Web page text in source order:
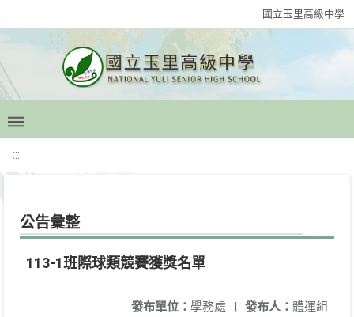
國立玉里高級中學
:::
公告彙整
113-1班際球類競賽獲獎名單
發布人： 體運組
發布單位： 學務處 |